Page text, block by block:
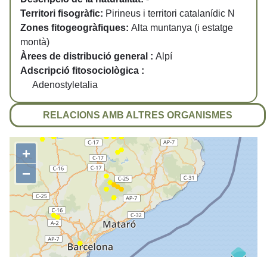
Territori fisogràfic: Pirineus i territori catalanídic N
Zones fitogeogràfiques: Alta muntanya (i estatge
montà)
Àrees de distribució general : Alpí
Adscripció fitosociològica :
Adenostyletalia
RELACIONS AMB ALTRES ORGANISMES
+
−